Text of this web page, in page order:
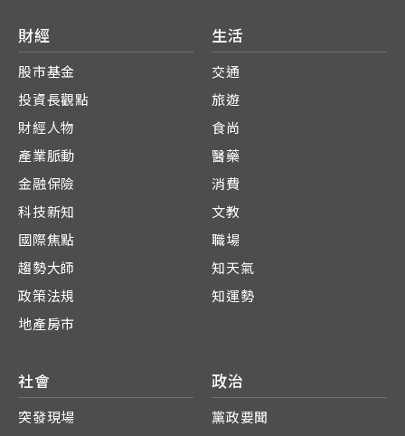
財經
股市基金
投資長觀點
財經人物
產業脈動
金融保險
科技新知
國際焦點
趨勢大師
政策法規
地產房市
生活
交通
旅遊
食尚
醫藥
消費
文教
職場
知天氣
知運勢
社會
突發現場
政治
黨政要聞